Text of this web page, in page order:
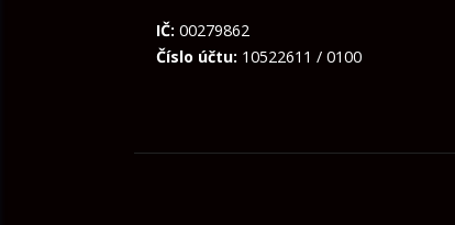
IČ: 00279862
Číslo účtu: 10522611 / 0100